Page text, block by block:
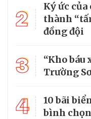
2
Ký ức
thành
đồng đội
3
“Kho báu
Trường
4
10 bãi
bình